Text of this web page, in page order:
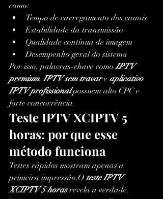
como:
Tempo de carregamento dos canais
Estabilidade da transmissão
Qualidade contínua de imagem
Desempenho geral do sistema
Por isso, palavras-chave como IPTV
premium, IPTV sem travar e aplicativo
IPTV profissional possuem alto CPC e
forte concorrência.
Teste IPTV XCIPTV 5
horas: por que esse
método funciona
Testes rápidos mostram apenas a
primeira impressão.O teste IPTV
XCIPTV 5 horas revela a verdade.